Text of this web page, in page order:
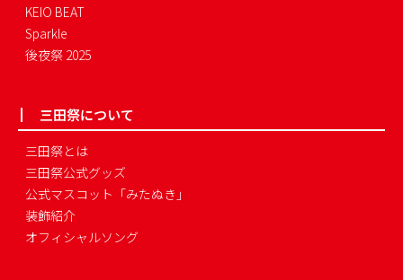
KEIO BEAT
Sparkle
後夜祭 2025
三田祭について
三田祭とは
三田祭公式グッズ
公式マスコット「みたぬき」
装飾紹介
オフィシャルソング